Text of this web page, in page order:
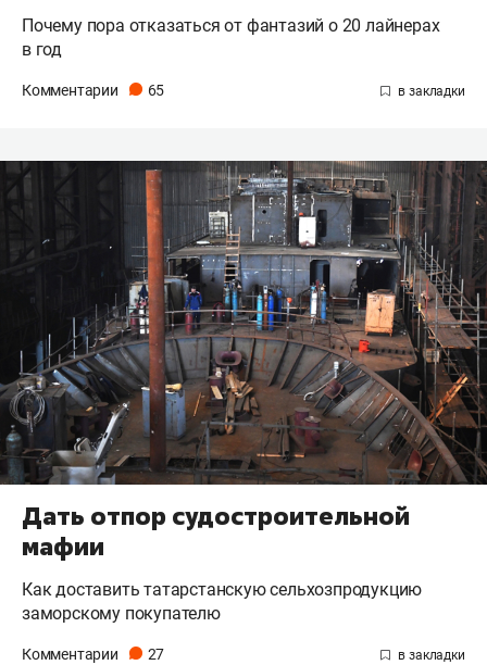
Почему пора отказаться от фантазий о 20 лайнерах
в год
Комментарии 65
Дать отпор судостроительной
мафии
Как доставить татарстанскую сельхозпродукцию
заморскому покупателю
Комментарии 27